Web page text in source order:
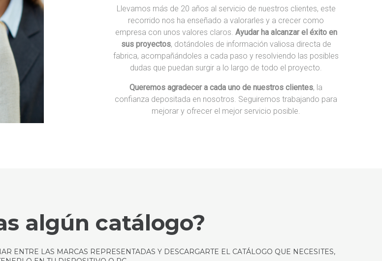
Llevamos más de 20 años al servicio de nuestros clientes, este
recorrido nos ha enseñado a valorarles y a crecer como
empresa con unos valores claros. Ayudar ha alcanzar el éxito en
sus proyectos, dotándoles de información valiosa directa de
fabrica, acompañándoles a cada paso y resolviendo las posibles
dudas que puedan surgir a lo largo de todo el proyecto.
Queremos agradecer a cada uno de nuestros clientes, la
confianza depositada en nosotros. Seguiremos trabajando para
mejorar y ofrecer el mejor servicio posible.
algún catálogo?
ENTRE LAS MARCAS REPRESENTADAS Y DESCARGARTE EL CATÁLOGO QUE NECESITES,